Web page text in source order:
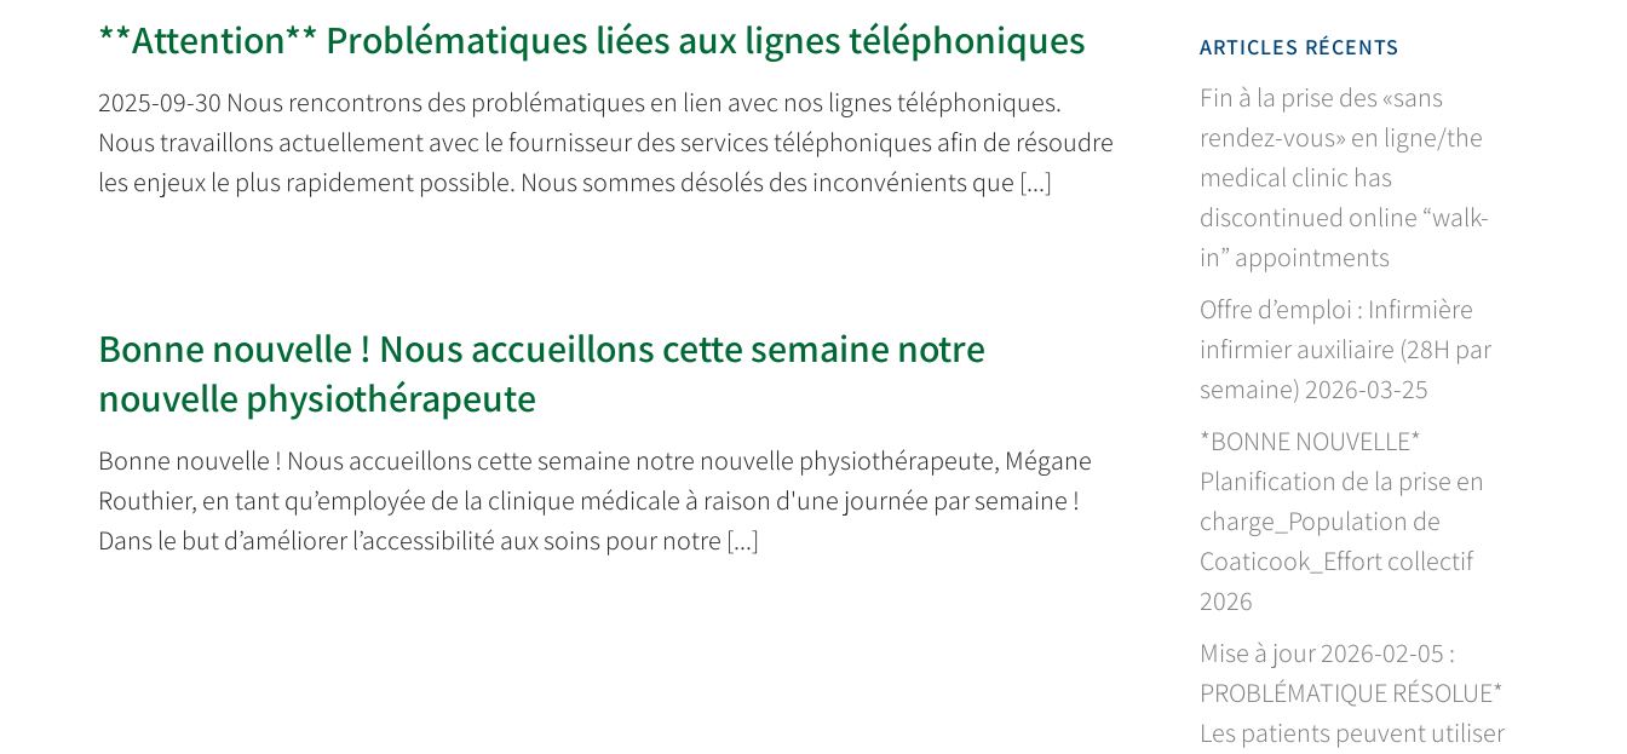
**Attention** Problématiques liées aux lignes téléphoniques
2025-09-30 Nous rencontrons des problématiques en lien avec nos lignes téléphoniques.
Nous travaillons actuellement avec le fournisseur des services téléphoniques afin de résoudre
les enjeux le plus rapidement possible. Nous sommes désolés des inconvénients que [...]
Bonne nouvelle ! Nous accueillons cette semaine notre
nouvelle physiothérapeute
Bonne nouvelle ! Nous accueillons cette semaine notre nouvelle physiothérapeute, Mégane
Routhier, en tant qu’employée de la clinique médicale à raison d'une journée par semaine !
Dans le but d’améliorer l’accessibilité aux soins pour notre [...]
ARTICLES RÉCENTS
Fin à la prise des «sans
rendez-vous» en ligne/the
medical clinic has
discontinued online “walk-
in” appointments
Offre d’emploi : Infirmière
infirmier auxiliaire (28H par
semaine) 2026-03-25
*BONNE NOUVELLE*
Planification de la prise en
charge_Population de
Coaticook_Effort collectif
2026
Mise à jour 2026-02-05 :
PROBLÉMATIQUE RÉSOLUE*
Les patients peuvent utiliser